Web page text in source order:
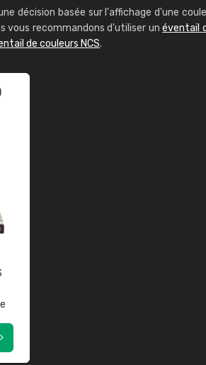
décision basée sur l'affichage d'une
vous recommandons d'utiliser unéventail
de couleurs NCS.